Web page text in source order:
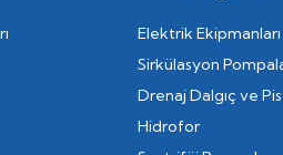
Elektrik Ekipmanları
Sirkülasyon
Drenaj Dalgıç ve
Hidrofor